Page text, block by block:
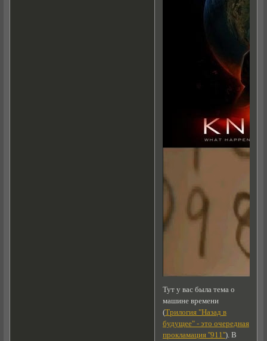
Тут у вас была тема о
машине времени
(Трилогия "Назад в
будущее" - это очередная
прокламация ''911''). В